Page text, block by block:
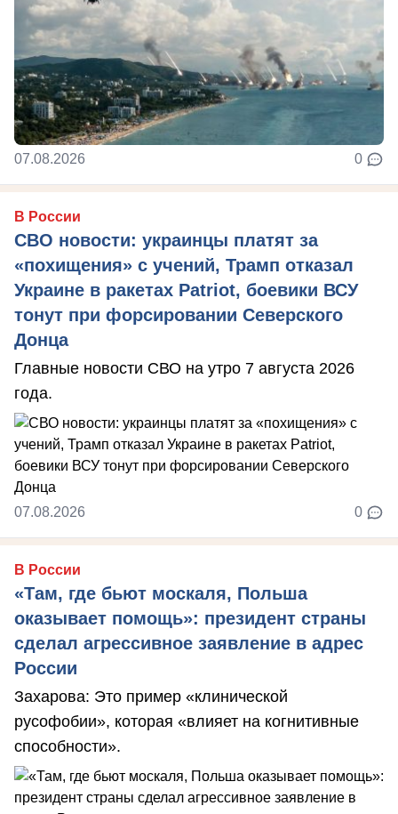
07.08.2026 0
В России
СВО новости: украинцы платят за
«похищения» с учений, Трамп отказал
Украине в ракетах Patriot, боевики ВСУ
тонут при форсировании Северского
Донца
Главные новости СВО на утро 7 августа 2026
года.
07.08.2026 0
В России
«Там, где бьют москаля, Польша
оказывает помощь»: президент страны
сделал агрессивное заявление в адрес
России
Захарова: Это пример «клинической
русофобии», которая «влияет на когнитивные
способности».